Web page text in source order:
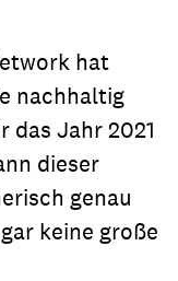
hat
nachhaltig
das Jahr 2021
dieser
genau
keine große